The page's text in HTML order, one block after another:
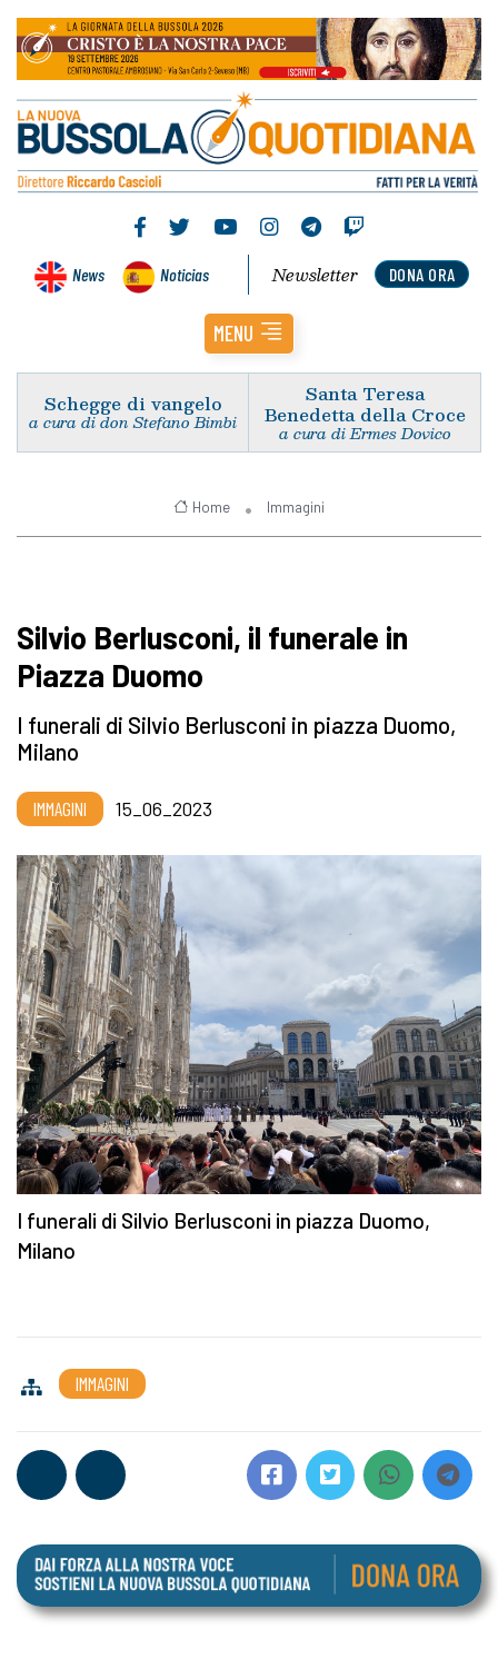
News Noticias DONA ORA
Newsletter
MENU
Schegge di vangelo
a cura di don Stefano Bimbi
Santa Teresa
Benedetta della Croce
a cura di Ermes Dovico
Home Immagini
Silvio Berlusconi, il funerale in
Piazza Duomo
I funerali di Silvio Berlusconi in piazza Duomo,
Milano
IMMAGINI 15_06_2023
I funerali di Silvio Berlusconi in piazza Duomo,
Milano
IMMAGINI